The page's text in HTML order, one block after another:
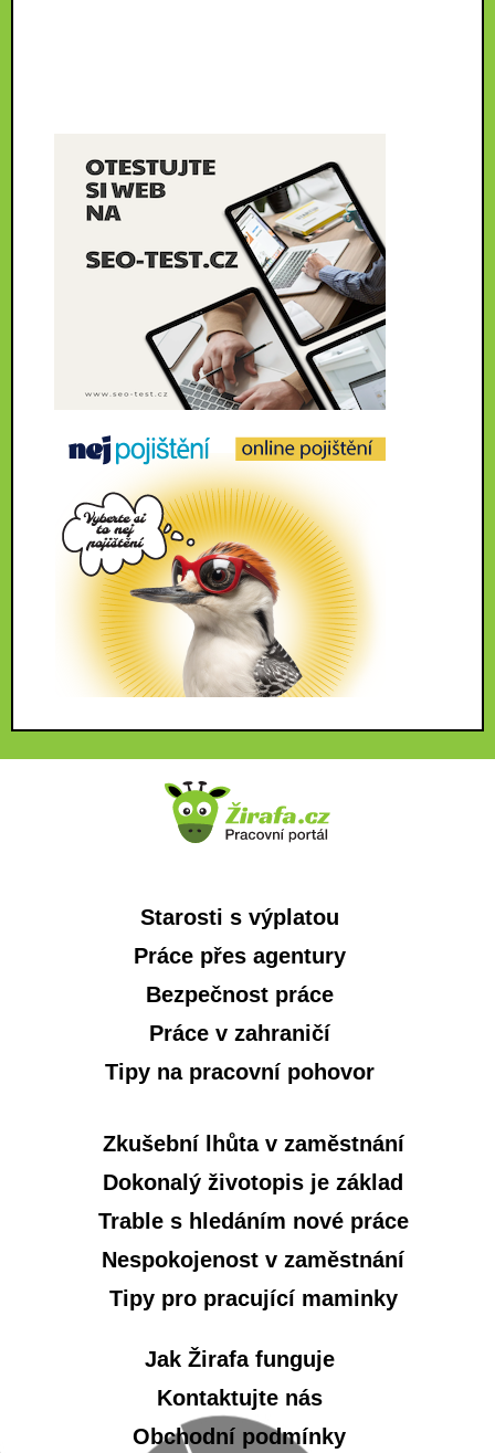
Starosti s výplatou
Práce přes agentury
Bezpečnost práce
Práce v zahraničí
Tipy na pracovní pohovor
Zkušební lhůta v zaměstnání
Dokonalý životopis je základ
Trable s hledáním nové práce
Nespokojenost v zaměstnání
Tipy pro pracující maminky
Jak Žirafa funguje
Kontaktujte nás
Obchodní podmínky